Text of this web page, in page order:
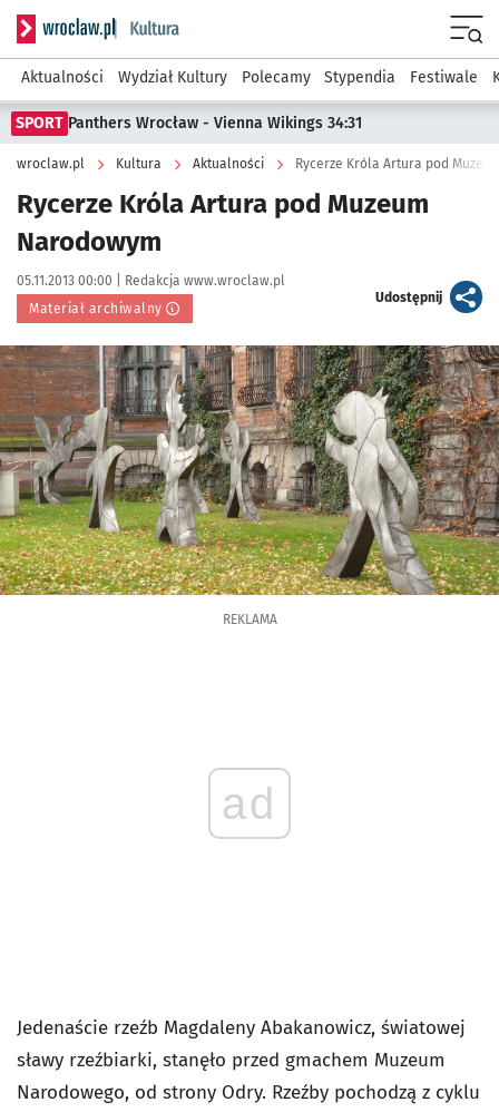
Serwis informacyjny wroclaw.pl podserwis: Kultura
Aktualności Wydział Kultury Polecamy Stypendia Festiwale
SPORT Panthers Wrocław - Vienna Wikings 34:31
wroclaw.pl Kultura Aktualności Rycerze Króla Artura pod
Rycerze Króla Artura pod Muzeum
Narodowym
Data publikacji:
05.11.2013 00:00 | Autor:
Redakcja www.wroclaw.pl
Materiał archiwalny
Udostępnijartykuł
Kliknij, aby powiększyć
REKLAMA
ad
Jedenaście rzeźb Magdaleny Abakanowicz, światowej
sławy rzeźbiarki, stanęło przed gmachem Muzeum
Narodowego, od strony Odry. Rzeźby pochodzą z cyklu